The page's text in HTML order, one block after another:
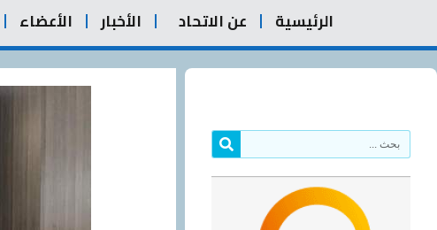
الرئيسية عن الاتحاد الأخبار الأعضاء
Search